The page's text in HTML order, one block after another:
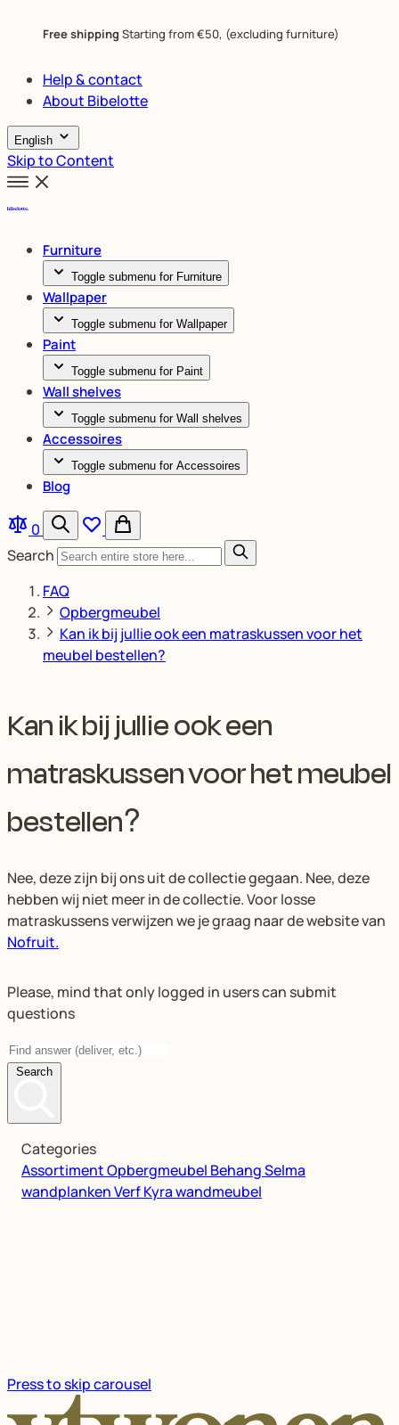
Free shipping Starting from €50, (excluding furniture)
Help & contact
About Bibelotte
English
Skip to Content
Furniture
Toggle submenu for Furniture
Wallpaper
Toggle submenu for Wallpaper
Paint
Toggle submenu for Paint
Wall shelves
Toggle submenu for Wall shelves
Accessoires
Toggle submenu for Accessoires
Blog
0
Search
FAQ
Opbergmeubel
Kan ik bij jullie ook een matraskussen voor het
meubel bestellen?
Kan ik bij jullie ook een
matraskussen voor het meubel
bestellen?
Nee, deze zijn bij ons uit de collectie gegaan. Nee, deze
hebben wij niet meer in de collectie. Voor losse
matraskussens verwijzen we je graag naar de website van
Nofruit.
Please, mind that only logged in users can submit
questions
Search
Categories
AssortimentOpbergmeubel BehangSelma
wandplankenVerfKyra wandmeubel
Press to skip carousel